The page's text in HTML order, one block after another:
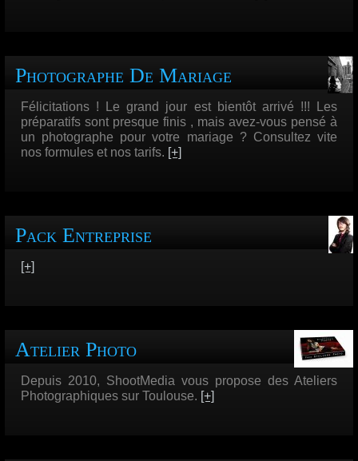
Photographe De Mariage
Félicitations ! Le grand jour est bientôt arrivé !!! Les
préparatifs sont presque finis , mais avez-vous pensé à
un photographe pour votre mariage ? Consultez vite
nos formules et nos tarifs. [+]
Pack Entreprise
[+]
Atelier Photo
Depuis 2010, ShootMedia vous propose des Ateliers
Photographiques sur Toulouse. [+]